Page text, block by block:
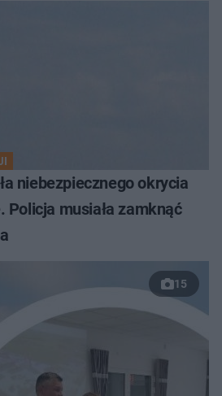
niebezpiecznego okrycia
Policja musiała zamknąć
15